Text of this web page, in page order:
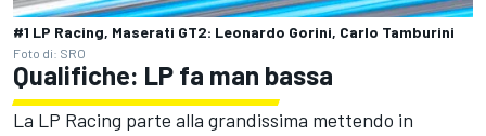
#1 LP Racing, Maserati GT2: Leonardo Gorini, Carlo Tamburini
Foto di: SRO
Qualifiche: LP fa man bassa
La LP Racing parte alla grandissima mettendo in